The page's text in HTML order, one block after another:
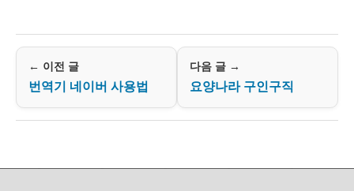
← 이전 글
번역기 네이버 사용법
다음 글 →
요양나라 구인구직